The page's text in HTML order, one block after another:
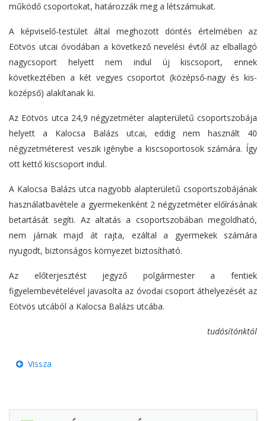
működő csoportokat, határozzák meg a létszámukat.
A képviselő-testület által meghozott döntés értelmében az
Eötvös utcai óvodában a következő nevelési évtől az elballagó
nagycsoport helyett nem indul új kiscsoport, ennek
következtében a két vegyes csoportot (középső-nagy és kis-
középső) alakítanak ki.
Az Eötvös utca 24,9 négyzetméter alapterületű csoportszobája
helyett a Kalocsa Balázs utcai, eddig nem használt 40
négyzetméterest veszik igénybe a kiscsoportosok számára. Így
ott kettő kiscsoport indul.
A Kalocsa Balázs utca nagyobb alapterületű csoportszobájának
használatbavétele a gyermekenként 2 négyzetméter előírásának
betartását segíti. Az altatás a csoportszobában megoldható,
nem járnak majd át rajta, ezáltal a gyermekek számára
nyugodt, biztonságos környezet biztosítható.
Az előterjesztést jegyző polgármester a fentiek
figyelembevételével javasolta az óvodai csoport áthelyezését az
Eötvös utcából a Kalocsa Balázs utcába.
tudósítónktól
Vissza